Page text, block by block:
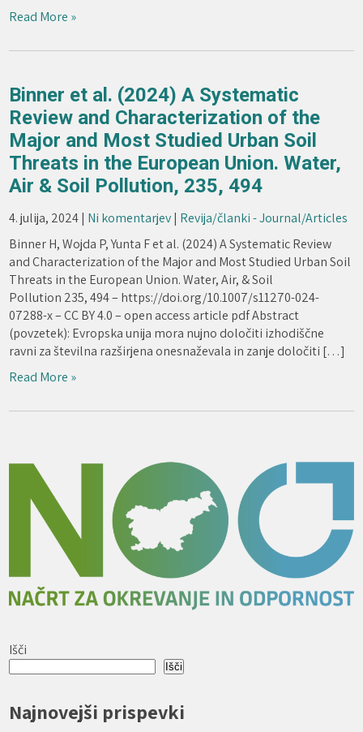
Read More »
Binner et al. (2024) A Systematic
Review and Characterization of the
Major and Most Studied Urban Soil
Threats in the European Union. Water,
Air & Soil Pollution, 235, 494
4. julija, 2024| Ni komentarjev| Revija/članki - Journal/Articles
Binner H, Wojda P, Yunta F et al. (2024) A Systematic Review
and Characterization of the Major and Most Studied Urban Soil
Threats in the European Union. Water, Air, & Soil
Pollution 235, 494 – https://doi.org/10.1007/s11270-024-
07288-x – CC BY 4.0 – open access article pdf Abstract
(povzetek): Evropska unija mora nujno določiti izhodiščne
ravni za številna razširjena onesnaževala in zanje določiti […]
Read More »
Išči
Išči
Najnovejši prispevki